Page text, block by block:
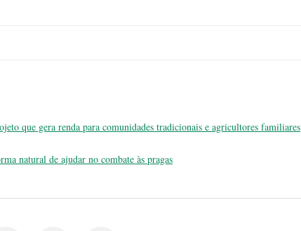
que gera renda para comunidades tradicionais e agricultores familiares
natural de ajudar no combate às pragas